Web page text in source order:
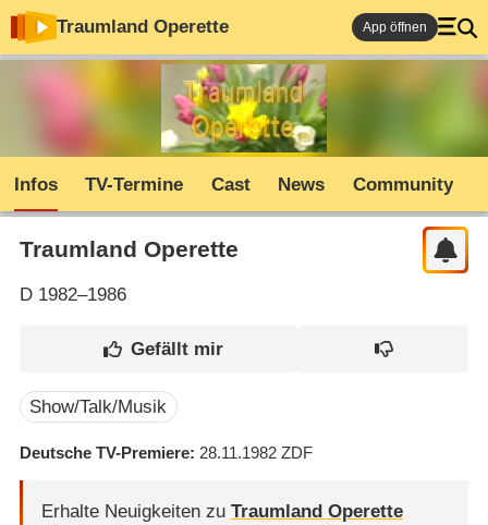
Traumland Operette App öffnen
Infos TV-Termine Cast News Community
Traumland Operette
D1982–1986
Show/Talk/Musik
Deutsche TV-Premiere 28.11.1982 ZDF
Erhalte Neuigkeiten zu Traumland Operette